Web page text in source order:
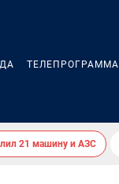
ТЕЛЕПРОГРАММА
21 машину и АЗС